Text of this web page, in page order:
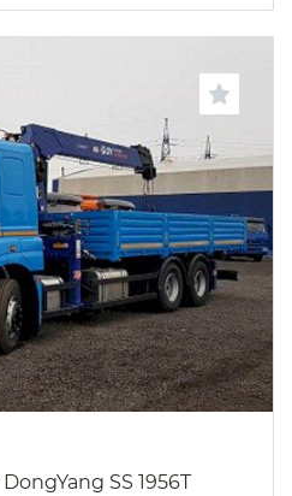
SS 1956T